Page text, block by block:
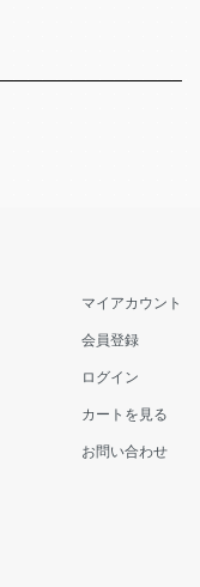
マイアカウント
会員登録
ログイン
カートを見る
お問い合わせ